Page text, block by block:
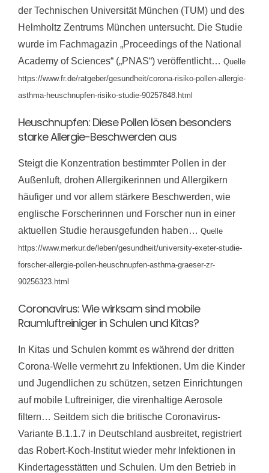
der Technischen Universität München (TUM) und des
Helmholtz Zentrums München untersucht. Die Studie
wurde im Fachmagazin „Proceedings of the National
Academy of Sciences“ („PNAS“) veröffentlicht… Quelle
https://www.fr.de/ratgeber/gesundheit/corona-risiko-pollen-allergie-
asthma-heuschnupfen-risiko-studie-90257848.html
Heuschnupfen: Diese Pollen lösen besonders
starke Allergie-Beschwerden aus
Steigt die Konzentration bestimmter Pollen in der
Außenluft, drohen Allergikerinnen und Allergikern
häufiger und vor allem stärkere Beschwerden, wie
englische Forscherinnen und Forscher nun in einer
aktuellen Studie herausgefunden haben… Quelle
https://www.merkur.de/leben/gesundheit/university-exeter-studie-
forscher-allergie-pollen-heuschnupfen-asthma-graeser-zr-
90256323.html
Coronavirus: Wie wirksam sind mobile
Raumluftreiniger in Schulen und Kitas?
In Kitas und Schulen kommt es während der dritten
Corona-Welle vermehrt zu Infektionen. Um die Kinder
und Jugendlichen zu schützen, setzen Einrichtungen
auf mobile Luftreiniger, die virenhaltige Aerosole
filtern… Seitdem sich die britische Coronavirus-
Variante B.1.1.7 in Deutschland ausbreitet, registriert
das Robert-Koch-Institut wieder mehr Infektionen in
Kindertagesstätten und Schulen. Um den Betrieb in